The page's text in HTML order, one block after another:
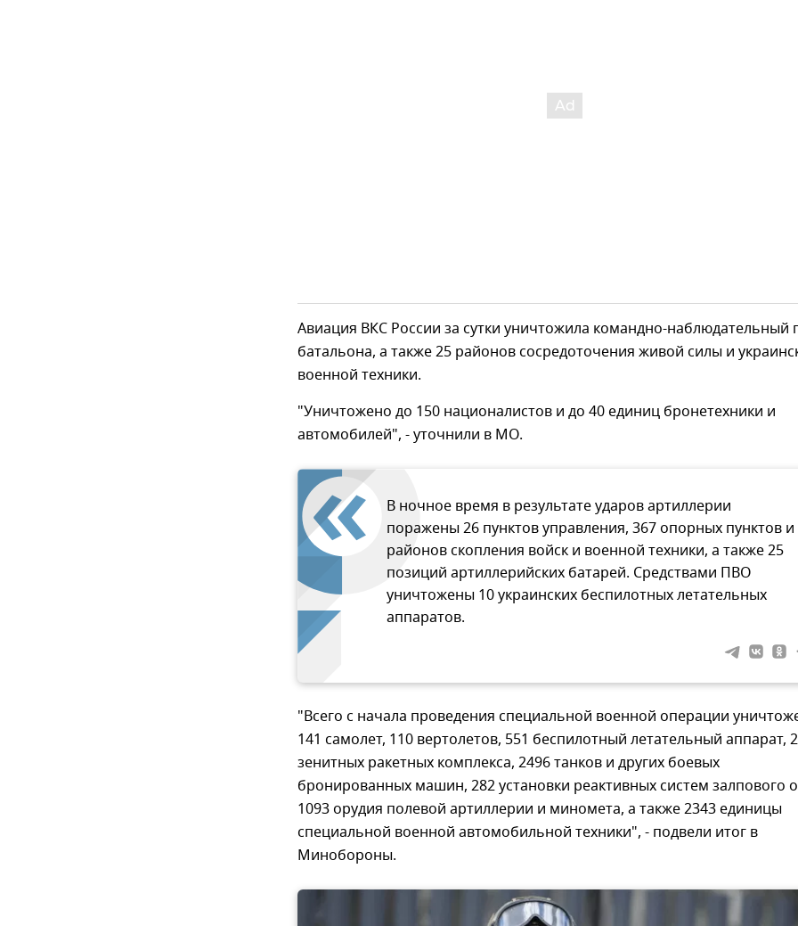
Авиация ВКС России за сутки уничтожила командно-наблюдательный
батальона, а также 25 районов сосредоточения живой силы и
военной техники.
"Уничтожено до 150 националистов и до 40 единиц бронетехники и
автомобилей", - уточнили в МО.
В ночное время в результате ударов артиллерии
поражены 26 пунктов управления, 367 опорных пунктов и
районов скопления войск и военной техники, а также 25
позиций артиллерийских батарей. Средствами ПВО
уничтожены 10 украинских беспилотных летательных
аппаратов.
"Всего с начала проведения специальной военной операции
141 самолет, 110 вертолетов, 551 беспилотный летательный аппарат,
зенитных ракетных комплекса, 2496 танков и других боевых
бронированных машин, 282 установки реактивных систем залпового
1093 орудия полевой артиллерии и миномета, а также 2343 единицы
специальной военной автомобильной техники", - подвели итог в
Минобороны.